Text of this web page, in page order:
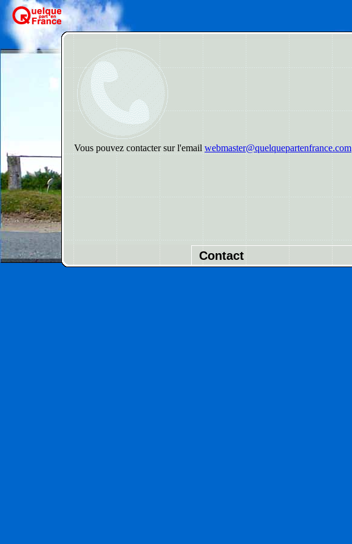
Vous pouvez contacter sur l'emailwebmaster@quelquepartenfrance.com
Contact